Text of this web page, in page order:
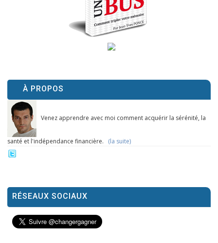
À PROPOS
Venez apprendre avec moi comment acquérir la sérénité, la
santé et l'indépendance financière. (la suite)
RÉSEAUX SOCIAUX